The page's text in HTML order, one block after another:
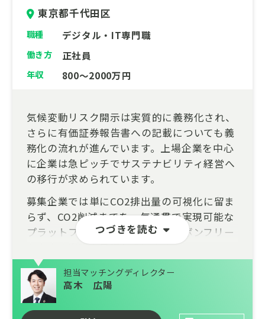
東京都千代田区
職種 デジタル・IT専門職
働き方 正社員
年収 800～2000万円
つづきを読む
気候変動リスク開示は実質的に義務化され、
さらに有価証券報告書への記載についても義
務化の流れが進んでいます。上場企業を中心
に企業は急ピッチでサステナビリティ経営へ
の移行が求められています。
募集企業では単にCO2排出量の可視化に留ま
らず、CO2削減までを一気通貫で実現可能な
プラットフォームを提供し、カーボンフリー
な未来の実現を目指しています。
本募集では自社開発システムのフロントエン
ド領域のテックリードを担っていただけるエ
ンジニアを募集します。
担当マッチングディレクター
高木 広陽